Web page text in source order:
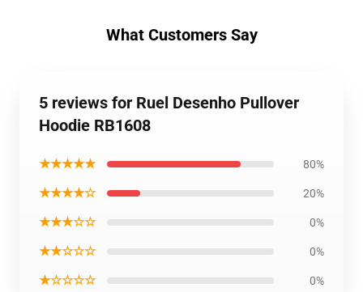
What Customers Say
5 reviews for Ruel Desenho Pullover
Hoodie RB1608
★★★★★ 80%
★★★★☆ 20%
★★★☆☆ 0%
★★☆☆☆ 0%
★☆☆☆☆ 0%